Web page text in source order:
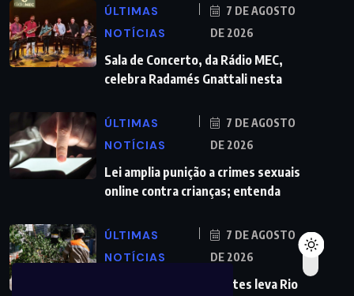
ÚLTIMAS
NOTÍCIAS
7 DE AGOSTO
DE 2026
Sala de Concerto, da Rádio MEC,
celebra Radamés Gnattali nesta
ÚLTIMAS
NOTÍCIAS
7 DE AGOSTO
DE 2026
Lei amplia punição a crimes sexuais
online contra crianças; entenda
ÚLTIMAS
NOTÍCIAS
7 DE AGOSTO
DE 2026
Previsão de ventos fortes leva Rio